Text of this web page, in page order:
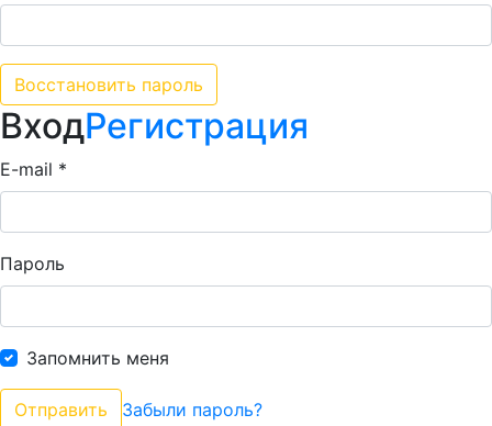
ВходРегистрация
E-mail *
Пароль
Запомнить меня
Забыли пароль?